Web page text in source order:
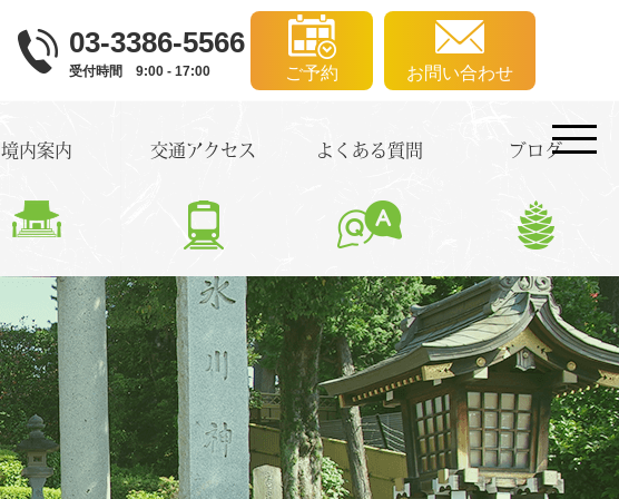
03-3386-5566
受付時間 9:00 - 17:00 ご予約 お問い合わせ
境内案内 交通アクセス よくある質問 ブログ